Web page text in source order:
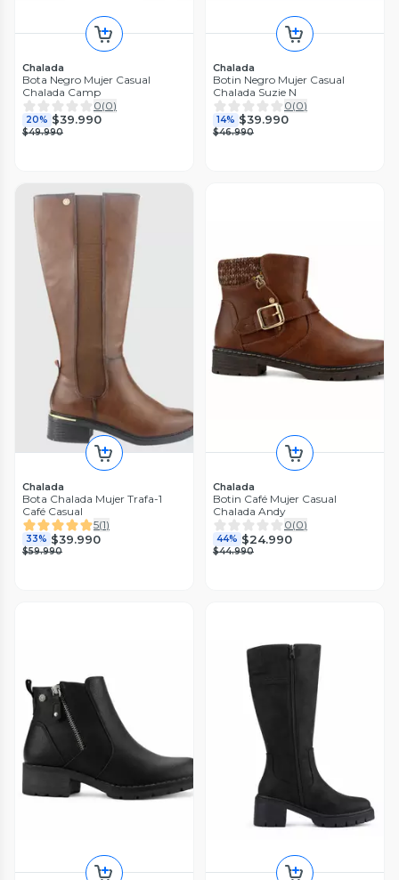
Chalada
Bota Negro Mujer Casual
Chalada Camp
0(0)
20% $39.990
$49.990
Chalada
Botin Negro Mujer Casual
Chalada Suzie N
0(0)
14% $39.990
$46.990
Chalada
Bota Chalada Mujer Trafa-1
Café Casual
5(1)
33% $39.990
$59.990
Chalada
Botin Café Mujer Casual
Chalada Andy
0(0)
44% $24.990
$44.990